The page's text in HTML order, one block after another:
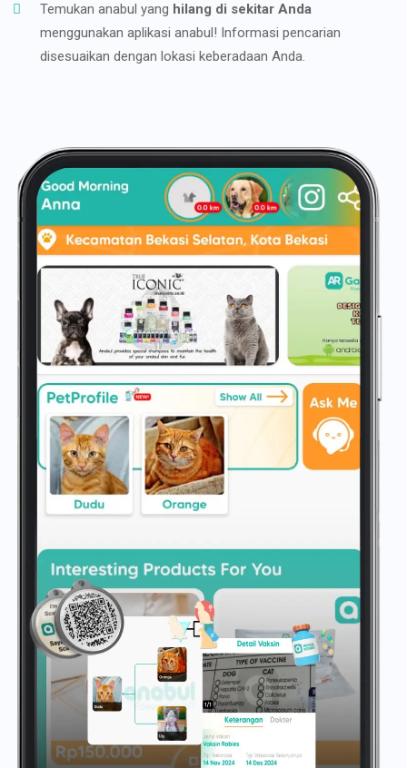
Temukan anabul yang hilang di sekitar Anda
menggunakan aplikasi anabul! Informasi pencarian
disesuaikan dengan lokasi keberadaan Anda.